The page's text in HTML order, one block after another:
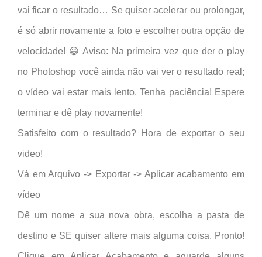
vai ficar o resultado… Se quiser acelerar ou prolongar,
é só abrir novamente a foto e escolher outra opção de
velocidade! 😀 Aviso: Na primeira vez que der o play
no Photoshop você ainda não vai ver o resultado real;
o vídeo vai estar mais lento. Tenha paciência! Espere
terminar e dê play novamente!
Satisfeito com o resultado? Hora de exportar o seu
video!
Vá em Arquivo -> Exportar -> Aplicar acabamento em
vídeo
Dê um nome a sua nova obra, escolha a pasta de
destino e SE quiser altere mais alguma coisa. Pronto!